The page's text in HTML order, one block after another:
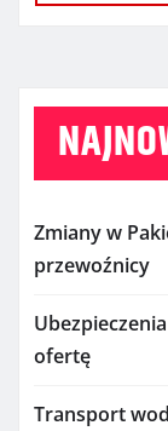
Zmiany w
przewoźnicy
ofertę
Transport